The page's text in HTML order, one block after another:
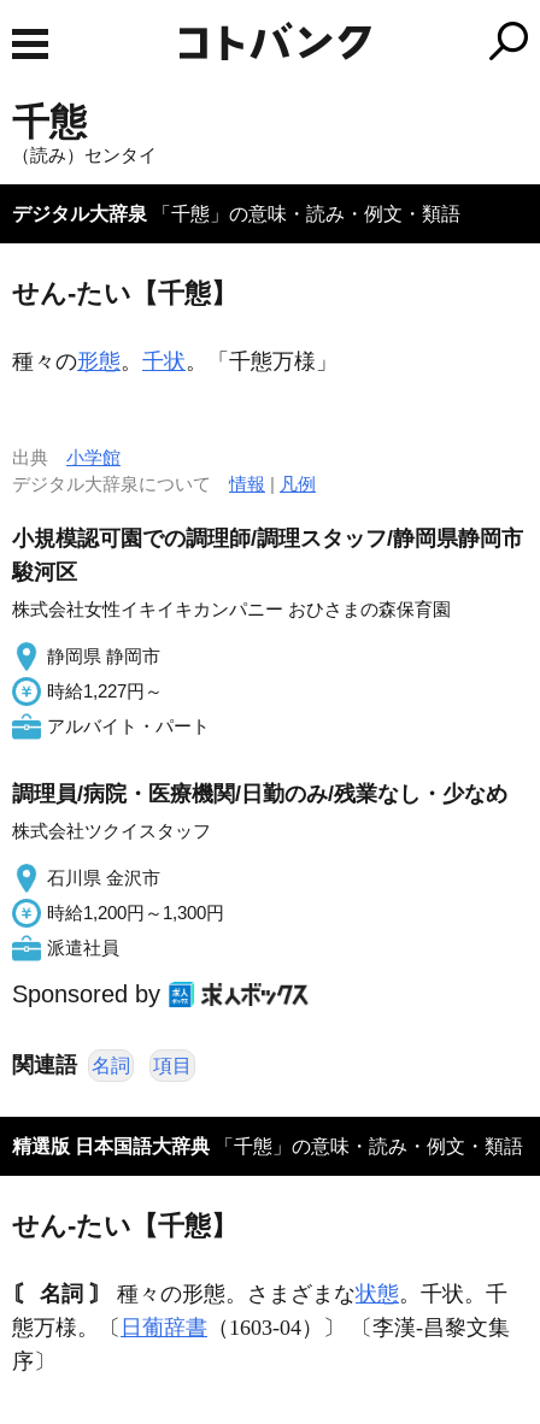
千態
（読み）センタイ
デジタル大辞泉 「千態」の意味・読み・例文・類語
せん‐たい【千態】
種々の形態。 千状。「 千態万様」
出典 小学館
デジタル大辞泉について情報 | 凡例
小規模認可園での調理師/調理スタッフ/静岡県静岡市
駿河区
株式会社女性イキイキカンパニー おひさまの森保育園
静岡県 静岡市
時給1,227円～
アルバイト・パート
調理員/病院・医療機関/日勤のみ/残業なし・少なめ
株式会社ツクイスタッフ
石川県 金沢市
時給1,200円～1,300円
派遣社員
Sponsored by
関連語 名詞 項目
精選版 日本国語大辞典 「千態」の意味・読み・例文・類語
せん‐たい【千態】
〘 名詞 〙 種々の形態。さまざまな状態。千状。千
態万様。〔 日葡辞書 （1603‐04）〕 〔李漢‐昌黎文集
序〕